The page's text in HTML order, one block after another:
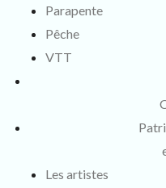
Parapente
Pêche
VTT
Les artistes